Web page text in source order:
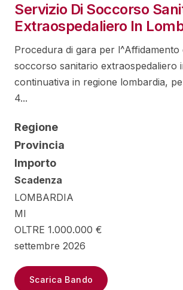
Servizio Di Soccorso
Extraospedaliero In
Procedura di gara per l^Affidamento
soccorso sanitario extraospedaliero
continuativa in regione lombardia,
4...
Regione
Provincia
Importo
Scadenza
LOMBARDIA
MI
OLTRE 1.000.000 €
settembre 2026
Scarica Bando